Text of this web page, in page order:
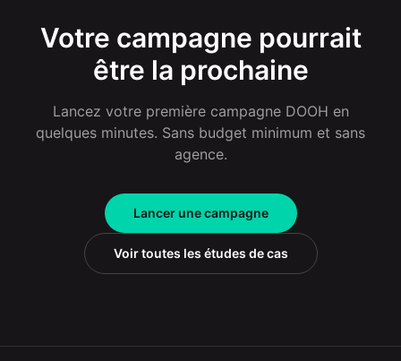
Votre campagne pourrait
être la prochaine
Lancez votre première campagne DOOH en
quelques minutes. Sans budget minimum et sans
agence.
Lancer une campagne
Voir toutes les études de cas